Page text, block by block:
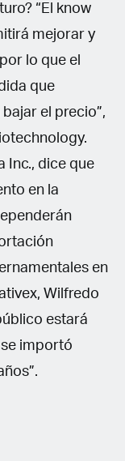
“El know
mejorar y
lo que el
que
el precio”,
Inc., dice que
en la
en
Wilfredo
estará
importó